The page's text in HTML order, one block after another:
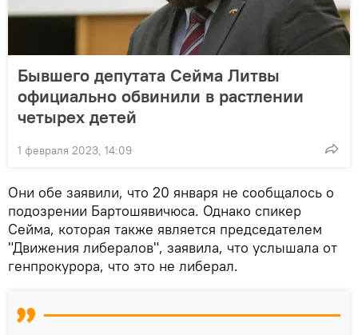
Бывшего депутата Сейма Литвы
официально обвинили в растлении
четырех детей
1 февраля 2023, 14:09
Они обе заявили, что 20 января не сообщалось о
подозрении Бартошявичюса. Однако спикер
Сейма, которая также является председателем
"Движения либералов", заявила, что услышала от
генпрокурора, что это не либерал.